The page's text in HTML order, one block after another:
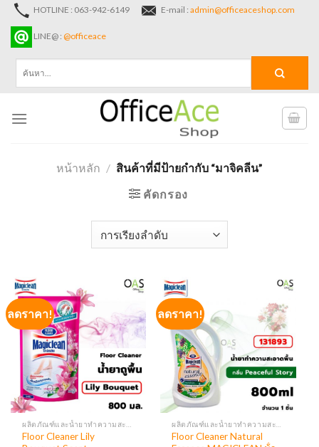
Skip
content
HOTLINE : 063-942-6149 E-mail : admin@officeaceshop.com
LINE@ : @officeace
หน้าหลัก / สินค้าที่มีป้ายกำกับ “มาจิคลีน”
คัดกรอง
ลดราคา!
ผลิตภัณฑ์และน้ำยาทำความสะอาด เครื่องจ่ายสบู่ แอลกอฮอล์
Floor Cleaner Lily
ลดราคา!
ผลิตภัณฑ์และน้ำยาทำความสะอาด เครื่องจ่ายสบู่ แอลกอฮอล์
Floor Cleaner Natural